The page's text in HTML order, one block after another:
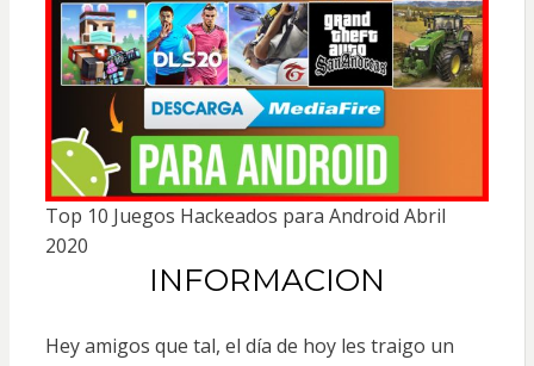
Top 10 Juegos Hackeados para Android Abril
2020
INFORMACION
Hey amigos que tal, el día de hoy les traigo un